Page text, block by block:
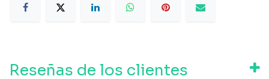
Reseñas de los clientes